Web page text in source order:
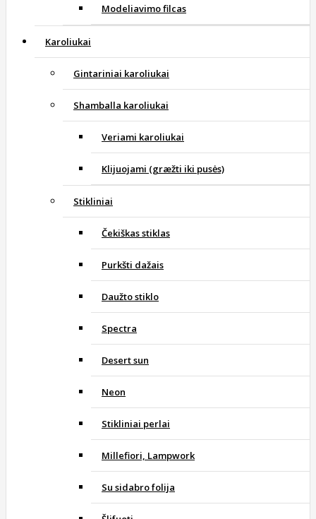
Modeliavimo filcas
Karoliukai
Gintariniai karoliukai
Shamballa karoliukai
Veriami karoliukai
Klijuojami (græžti iki pusės)
Stikliniai
Čekiškas stiklas
Purkšti dažais
Daužto stiklo
Spectra
Desert sun
Neon
Stikliniai perlai
Millefiori, Lampwork
Su sidabro folija